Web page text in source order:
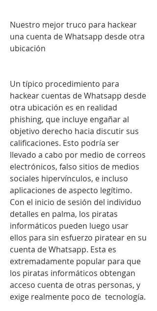
Nuestro mejor truco para hackear
una cuenta de Whatsapp desde otra
ubicación
Un típico procedimiento para
hackear cuentas de Whatsapp desde
otra ubicación es en realidad
phishing, que incluye engañar al
objetivo derecho hacia discutir sus
calificaciones. Esto podría ser
llevado a cabo por medio de correos
electrónicos, falso sitios de medios
sociales hipervínculos, e incluso
aplicaciones de aspecto legítimo.
Con el inicio de sesión del individuo
detalles en palma, los piratas
informáticos pueden luego usar
ellos para sin esfuerzo piratear en su
cuenta de Whatsapp. Esta es
extremadamente popular para que
los piratas informáticos obtengan
acceso cuenta de otras personas, y
exige realmente poco de  tecnología.